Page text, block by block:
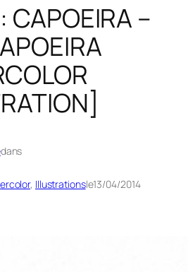
CAPOEIRA –
dans
, Illustrationsle13/04/2014